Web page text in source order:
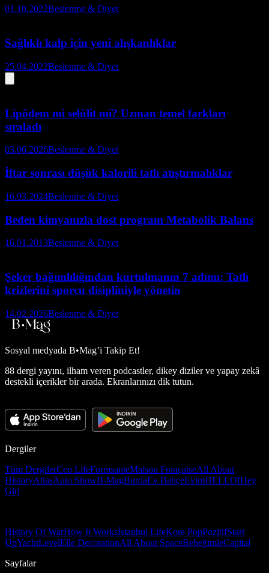
01.10.2022Beslenme & Diyet
Sağlıklı kalp için yeni alışkanlıklar
25.04.2022Beslenme & Diyet
Lipödem mi selülit mi? Uzman temel farkları
sıraladı
03.06.2026Beslenme & Diyet
İftar sonrası düşük kalorili tatlı atıştırmalıklar
16.03.2024Beslenme & Diyet
Beden kimyanızla dost program Metabolik Balans
16.01.2013Beslenme & Diyet
Şeker bağımlılığından kurtulmanın 7 adımı: Tatlı
krizlerini sporcu disipliniyle yönetin
14.02.2026Beslenme & Diyet
Sosyal medyada B•Mag’i Takip Et!
88 dergi yayını, ilham veren podcastler, dikey diziler ve yapay zekâ
destekli içerikler bir arada. Ekranlarınızı dik tutun.
Dergiler
Tüm DergilerCeo LifeFormsanteMaison FrançaiseAll About
HistoryAtlasAuto ShowB-MagBurdaEv BahçeEvimHELLO!Hey
Girl
History Of WarHow It Worksİstanbul LifeKore PopPozitifStart
UpYachtLevelElle DecorationAll About SpaceBebeğimleCapital
Sayfalar